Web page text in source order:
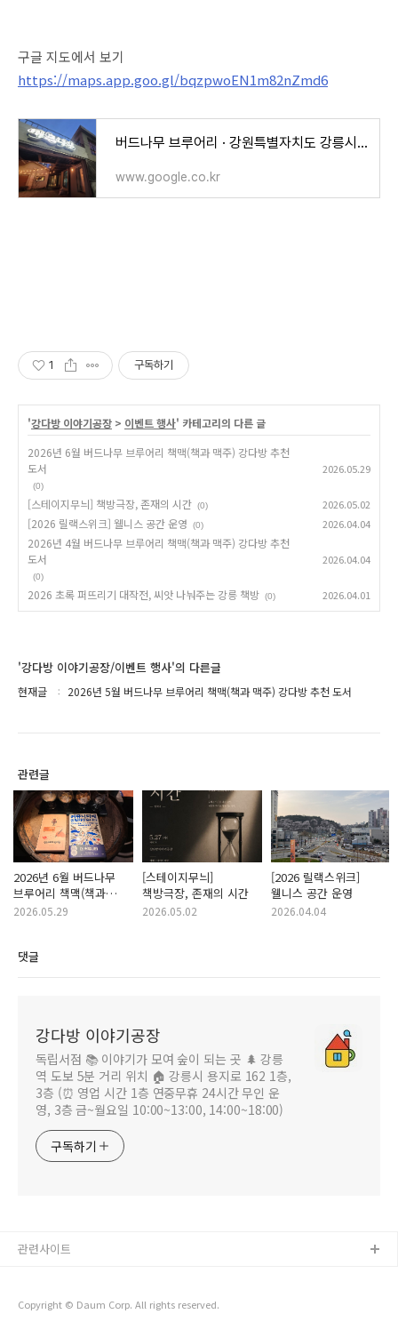
구글 지도에서 보기
https://maps.app.goo.gl/bqzpwoEN1m82nZmd6
버드나무 브루어리 · 강원특별자치도 강릉시 경강로 1961
www.google.co.kr
1 구독하기
'강다방 이야기공장 > 이벤트 행사' 카테고리의 다른 글
2026년 6월 버드나무 브루어리 책맥(책과 맥주) 강다방 추천
도서
(0)
2026.05.29
[스테이지무늬] 책방극장, 존재의 시간 (0) 2026.05.02
[2026 릴랙스위크] 웰니스 공간 운영 (0) 2026.04.04
2026년 4월 버드나무 브루어리 책맥(책과 맥주) 강다방 추천
도서
(0)
2026.04.04
2026 초록 퍼뜨리기 대작전, 씨앗 나눠주는 강릉 책방 (0) 2026.04.01
'강다방 이야기공장/이벤트 행사'의 다른글
현재글 2026년 5월 버드나무 브루어리 책맥(책과 맥주) 강다방 추천 도서
관련글
2026년 6월 버드나무
브루어리 책맥(책과
맥주) 강다방 추천 도서
2026.05.29
[스테이지무늬]
책방극장, 존재의 시간
2026.05.02
[2026 릴랙스위크]
웰니스 공간 운영
2026.04.04
댓글
강다방 이야기공장
독립서점 📚 이야기가 모여 숲이 되는 곳 🌲 강릉
역 도보 5분 거리 위치 🏠 강릉시 용지로 162 1층,
3층 (⏰ 영업 시간 1층 연중무휴 24시간 무인 운
영, 3층 금~월요일 10:00~13:00, 14:00~18:00)
구독하기
Copyright © Daum Corp. All rights reserved.
관련사이트